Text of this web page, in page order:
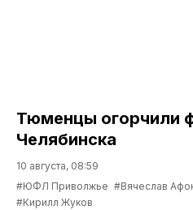
Тюменцы огорчили
Челябинска
10 августа, 08:59
#ЮФЛ Приволжье #Вячеслав
#Кирилл Жуков